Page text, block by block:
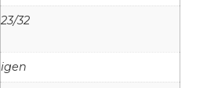
23/32
igen